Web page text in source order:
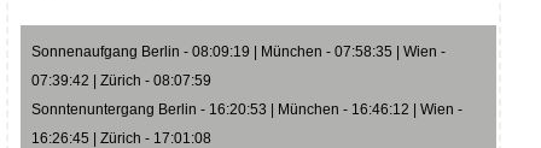
Sonnenaufgang Berlin - 08:09:19 | München - 07:58:35 | Wien -
07:39:42 | Zürich - 08:07:59
Sonntenuntergang Berlin - 16:20:53 | München - 16:46:12 | Wien -
16:26:45 | Zürich - 17:01:08